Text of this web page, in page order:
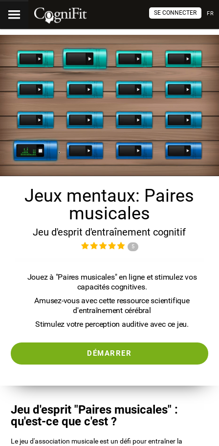
FR
SE CONNECTER
Jeux mentaux: Paires
musicales
Jeu d'esprit d'entraînement cognitif
5
Jouez à "Paires musicales" en ligne et stimulez vos
capacités cognitives.
Amusez-vous avec cette ressource scientifique
d'entraînement cérébral
Stimulez votre perception auditive avec ce jeu.
DÉMARRER
Jeu d'esprit "Paires musicales" :
qu'est-ce que c'est ?
Le jeu d'association musicale est un défi pour entraîner la